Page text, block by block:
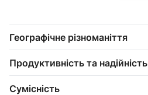
Географічне різноманіття
Продуктивність та надійність
Сумісність